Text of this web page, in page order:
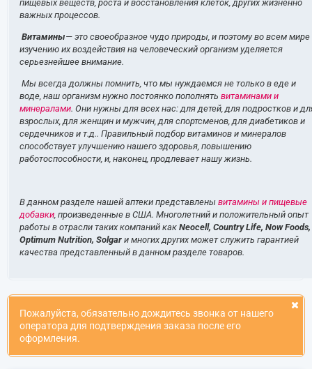
пищевых веществ, роста и восстановления клеток, других жизненно
важных процессов.
Витамины— это своеобразное чудо природы, и поэтому во всем мире
изучению их воздействия на человеческий организм уделяется
серьезнейшее внимание.
Мы всегда должны помнить, что мы нуждаемся не только в еде и
воде, наш организм нужно постоянко пополнять витаминами и
минералами. Они нужны для всех нас: для детей, для подростков и
взрослых, для женщин и мужчин, для спортсменов, для диабетиков и
сердечников и т.д.. Правильный подбор витаминов и минералов
способствует улучшению нашего здоровья, повышению
работоспособности, и, наконец, продлевает нашу жизнь.
В данном разделе нашей аптеки представлены витамины и пищевые
добавки, произведенные в США. Многолетний и положительный опыт
работы в отрасли таких компаний как Neocell, Country Life, Now Foods,
Optimum Nutrition, Solgar и многих других может служить гарантией
качества представленный в данном разделе товаров.
Пожалуйста, обязательно дождитесь звонка от нашего
оператора для подтверждения заказа после его
оформления.